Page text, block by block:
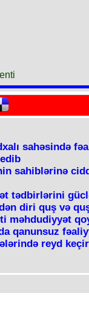
sahəsində
sahiblərinə
tədbirlərini
diri quş və
məhdudiyyət
qanunsuz
reyd